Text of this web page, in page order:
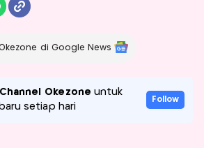
di Google News
Okezone untuk
setiap hari
Follow